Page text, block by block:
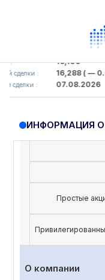
: 16,100
сделки : 16,288( — 0.0
сделки : 07.08.2026
ИНФОРМАЦИЯ
Простые
О компании